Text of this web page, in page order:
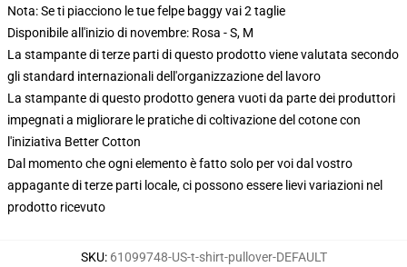
Nota: Se ti piacciono le tue felpe baggy vai 2 taglie
Disponibile all'inizio di novembre: Rosa - S, M
La stampante di terze parti di questo prodotto viene valutata secondo
gli standard internazionali dell'organizzazione del lavoro
La stampante di questo prodotto genera vuoti da parte dei produttori
impegnati a migliorare le pratiche di coltivazione del cotone con
l'iniziativa Better Cotton
Dal momento che ogni elemento è fatto solo per voi dal vostro
appagante di terze parti locale, ci possono essere lievi variazioni nel
prodotto ricevuto
SKU: 61099748-US-t-shirt-pullover-DEFAULT